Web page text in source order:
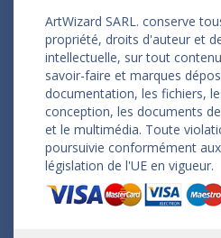
ArtWizard SARL. conserve
propriété, droits d'auteur et
intellectuelle, sur tout
savoir-faire et marques
documentation, les fichiers,
conception, les documents
et le multimédia. Toute
poursuivie conformément
législation de l'UE en vigueur.